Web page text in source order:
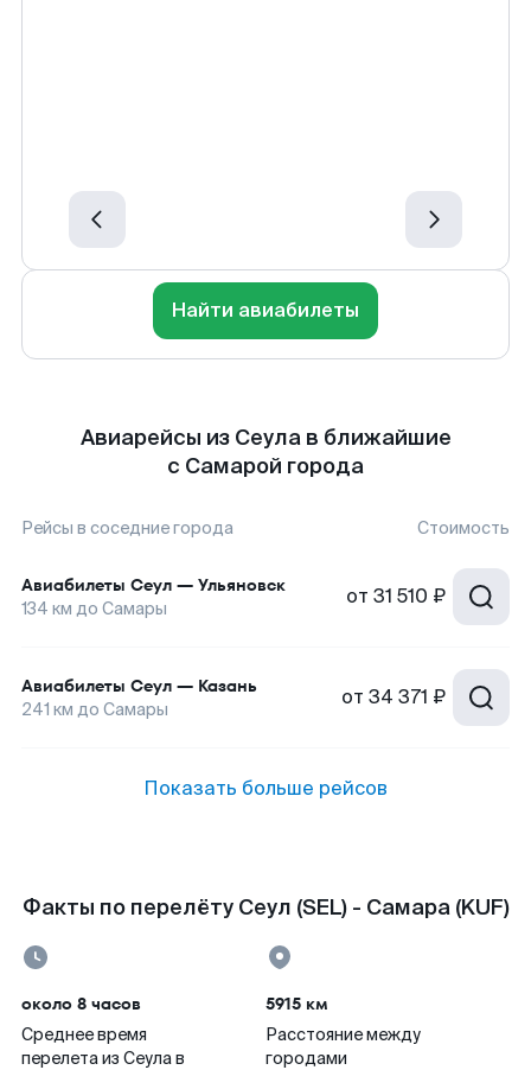
Найти авиабилеты
Авиарейсы из Сеула в ближайшие
с Самарой города
Рейсы в соседние города Стоимость
Авиабилеты Сеул — Ульяновск
134 км до Самары от 31 510 ₽
Авиабилеты Сеул — Казань
241 км до Самары от 34 371 ₽
Показать больше рейсов
Факты по перелёту Сеул (SEL) - Самара (KUF)
около 8 часов
Среднее время
перелета из Сеула в
5915 км
Расстояние между
городами